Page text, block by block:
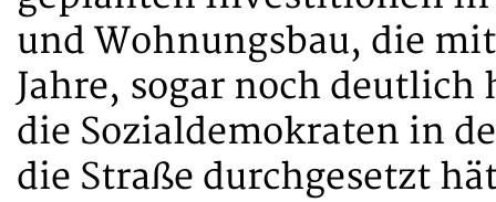
und Wohnungsbau, die
Jahre, sogar noch
die Sozialdemokraten in
die Straße durchgesetzt